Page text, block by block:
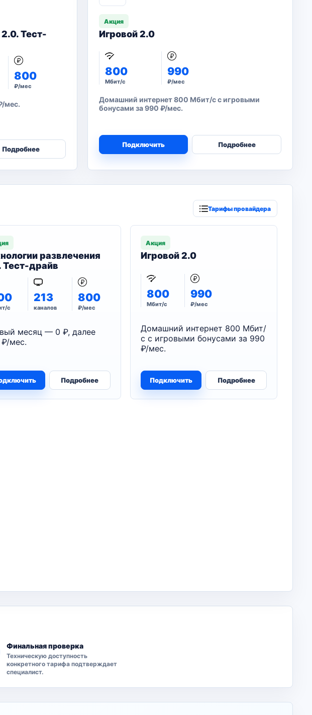
Тест-
800
₽/мес
мес.
Подробнее
Акция
Игровой 2.0
800
Мбит/с
990
₽/мес
Домашний интернет 800 Мбит/с с игровыми
бонусами за 990 ₽/мес.
Подключить Подробнее
Тарифы провайдера
развлечения
Тест-драйв
с
213
каналов
800
₽/мес
месяц — 0 ₽, далее
мес.
Подробнее
Акция
Игровой 2.0
800
Мбит/с
990
₽/мес
Домашний интернет 800 Мбит/
с с игровыми бонусами за 990
₽/мес.
Подключить Подробнее
Финальная проверка
Техническую доступность
конкретного тарифа подтверждает
специалист.